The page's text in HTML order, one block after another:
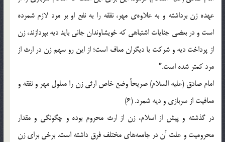
عهده زن برداشته و به علاوه‌ی‌ مهر، نفقه را به نفع او بر مرد لازم شمرده
است و در بعضی جنایات اشتباهی که خویشاوندان جانی باید دیه بپردازند، زن
از پرداخت دیه و شرکت با دیگران معاف است؛ از این رو سهم زن در ارث از
مرد کمتر شده است.”
امام صادق (علیه السلام) صریحاً وضع خاص ارثی زن را معلول مهر و نفقه و
معافیت از سربازی و دیه شمرد. (6)
در گذشته و پیش از اسلام، زن از ارث محروم بوده و چگونگی و مقدار
محرومیت و علت آن در جامعه‌ها‌ی‌ مختلف فرق داشته است. برخی برای زن